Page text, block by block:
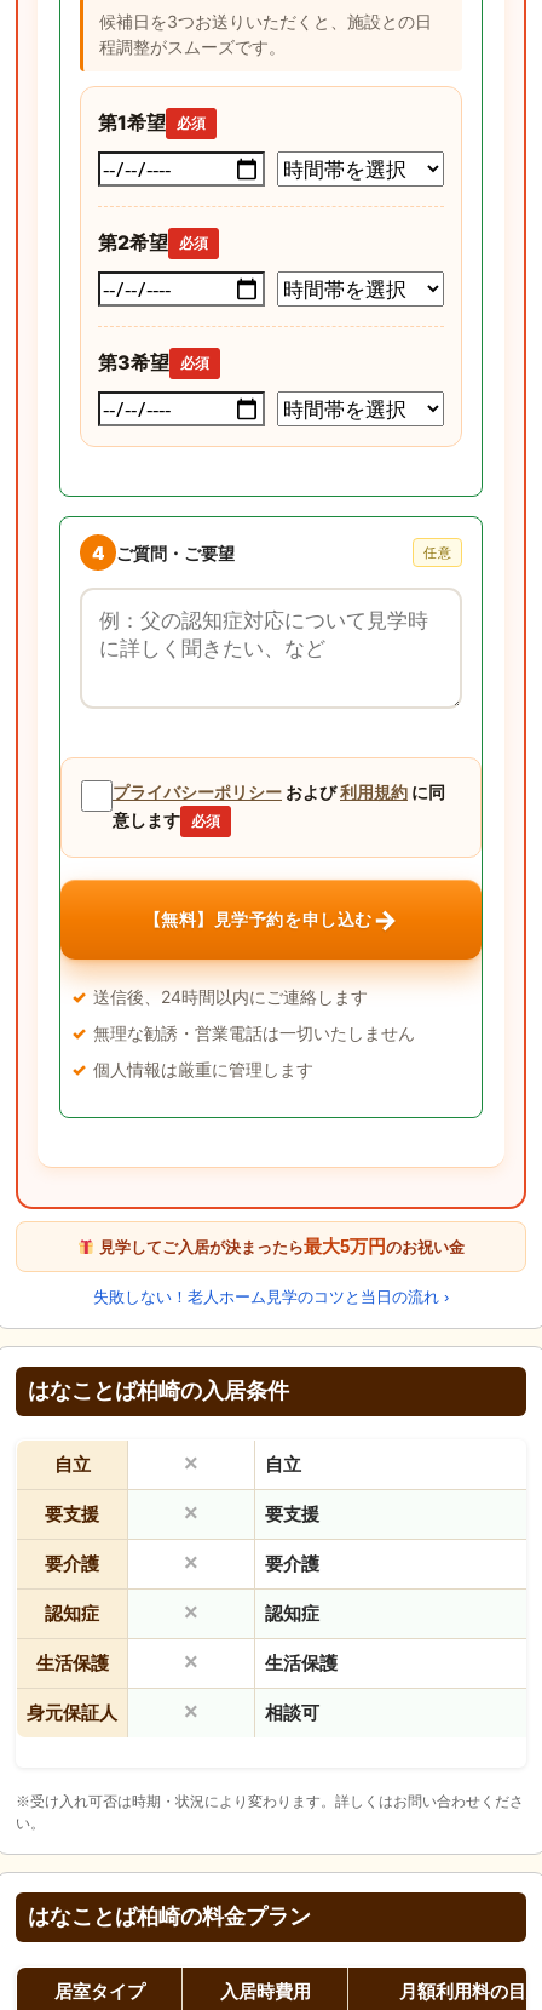
候補日を3つお送りいただくと、施設との日
程調整がスムーズです。
第1希望 必須
第2希望 必須
第3希望 必須
4 ご質問・ご要望 任意
ご質問・ご要望
プライバシーポリシー および利用規約 に同
意します
必須
【無料】見学予約を申し込む→
送信後、24時間以内にご連絡します
無理な勧誘・営業電話は一切いたしません
個人情報は厳重に管理します
見学してご入居が決まったら最大5万円のお祝い金
失敗しない！老人ホーム見学のコツと当日の流れ ›
はなことば柏崎の入居条件
自立 × 自立
要支援 × 要支援
要介護 × 要介護
認知症 × 認知症
生活保護 × 生活保護
身元保証人 × 相談可
※受け入れ可否は時期・状況により変わります。詳しくはお問い合わせくださ
い。
はなことば柏崎の料金プラン
居室タイプ 入居時費用 月額利用料の目